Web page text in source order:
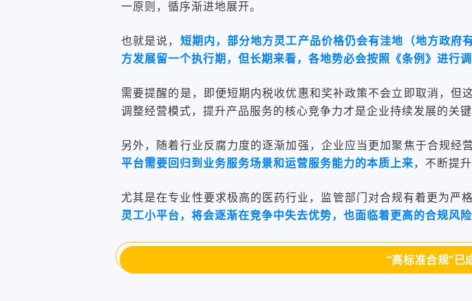
一原则，循序渐进地展开。
也就是说， 短期内， 部分地方灵工产品价格仍会有洼地（地方政府
方发展留一个执行期，但长期来看，各地势必会按照《条例》进行
需要提醒的是，即便短期内税收优惠和奖补政策不会立即取消，
调整经营模式，提升产品服务的核心竞争力才是企业持续发展的关键
另外，随着行业反腐力度的逐渐加强，企业应当更加聚焦于合规经
平台需要回归到业务服务场景和运营服务能力的本质上来，不断提
尤其是在专业性要求极高的医药行业，监管部门对合规有着更为严
灵工小平台，将会逐渐在竞争中失去优势，也面临着更高的合规风险
“高标准合规”已